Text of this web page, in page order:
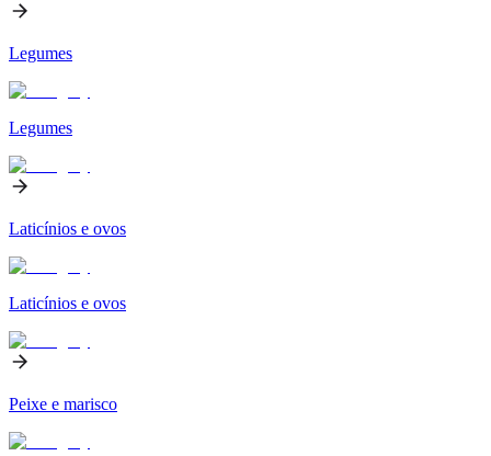
Legumes
Legumes
Laticínios e ovos
Laticínios e ovos
Peixe e marisco